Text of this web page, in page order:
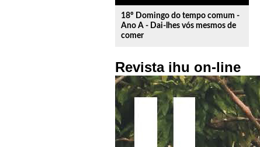
18º Domingo do tempo comum -
Ano A - Dai-lhes vós mesmos de
comer
Revista ihu on-line